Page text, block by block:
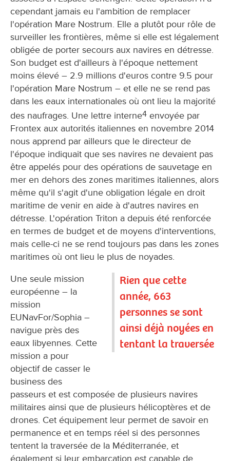
cependant jamais eu l'ambition de remplacer
l'opération Mare Nostrum. Elle a plutôt pour rôle de
surveiller les frontières, même si elle est légalement
obligée de porter secours aux navires en détresse.
Son budget est d'ailleurs à l'époque nettement
moins élevé – 2.9 millions d'euros contre 9.5 pour
l'opération Mare Nostrum – et elle ne se rend pas
dans les eaux internationales où ont lieu la majorité
des naufrages. Une lettre interne4 envoyée par
Frontex aux autorités italiennes en novembre 2014
nous apprend par ailleurs que le directeur de
l'époque indiquait que ses navires ne devaient pas
être appelés pour des opérations de sauvetage en
mer en dehors des zones maritimes italiennes, alors
même qu'il s'agit d'une obligation légale en droit
maritime de venir en aide à d'autres navires en
détresse. L'opération Triton a depuis été renforcée
en termes de budget et de moyens d'interventions,
mais celle-ci ne se rend toujours pas dans les zones
maritimes où ont lieu le plus de noyades.
Rien que cette
année, 663
personnes se sont
ainsi déjà noyées en
tentant la traversée
Une seule mission
européenne – la
mission
EUNavFor/Sophia –
navigue près des
eaux libyennes. Cette
mission a pour
objectif de casser le
business des
passeurs et est composée de plusieurs navires
militaires ainsi que de plusieurs hélicoptères et de
drones. Cet équipement leur permet de savoir en
permanence et en temps réel si des personnes
tentent la traversée de la Méditerranée, et
également si leur embarcation est capable de